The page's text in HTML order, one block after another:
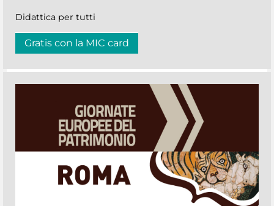
Didattica per tutti
Gratis con la MIC card